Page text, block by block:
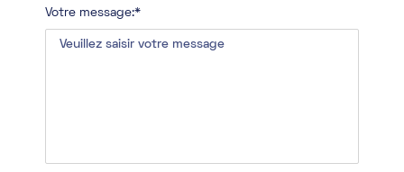
Votre message:*